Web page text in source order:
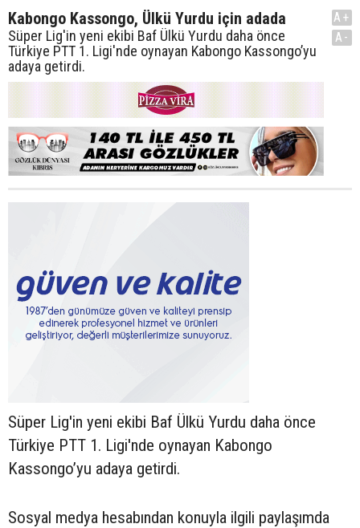
Kabongo Kassongo, Ülkü Yurdu için adada
Süper Lig'in yeni ekibi Baf Ülkü Yurdu daha önce
Türkiye PTT 1. Ligi'nde oynayan Kabongo Kassongo’yu
adaya getirdi.
A+
A-
Süper Lig'in yeni ekibi Baf Ülkü Yurdu daha önce
Türkiye PTT 1. Ligi'nde oynayan Kabongo
Kassongo’yu adaya getirdi.
Sosyal medya hesabından konuyla ilgili paylaşımda